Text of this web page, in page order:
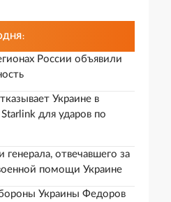
России объявили
Украине в
для ударов по
отвечавшего за
помощи Украине
Украины Федоров